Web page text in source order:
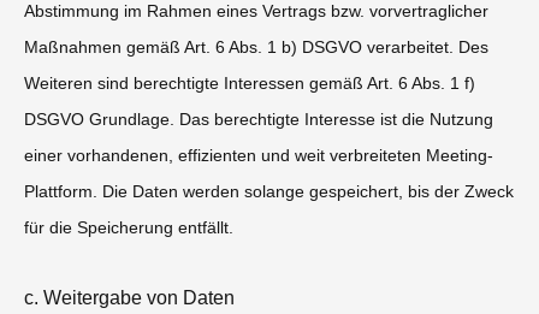
Abstimmung im Rahmen eines Vertrags bzw. vorvertraglicher
Maßnahmen gemäß Art. 6 Abs. 1 b) DSGVO verarbeitet. Des
Weiteren sind berechtigte Interessen gemäß Art. 6 Abs. 1 f)
DSGVO Grundlage. Das berechtigte Interesse ist die Nutzung
einer vorhandenen, effizienten und weit verbreiteten Meeting-
Plattform. Die Daten werden solange gespeichert, bis der Zweck
für die Speicherung entfällt.
c. Weitergabe von Daten